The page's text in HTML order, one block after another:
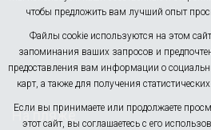
чтобы предложить вам лучший опыт
Файлы cookie используются на этом
запоминания ваших запросов и
предоставления вам информации о
карт, а также для получения
Если вы принимаете или продолжаете
этот сайт, вы соглашаетесь с его
На пляже